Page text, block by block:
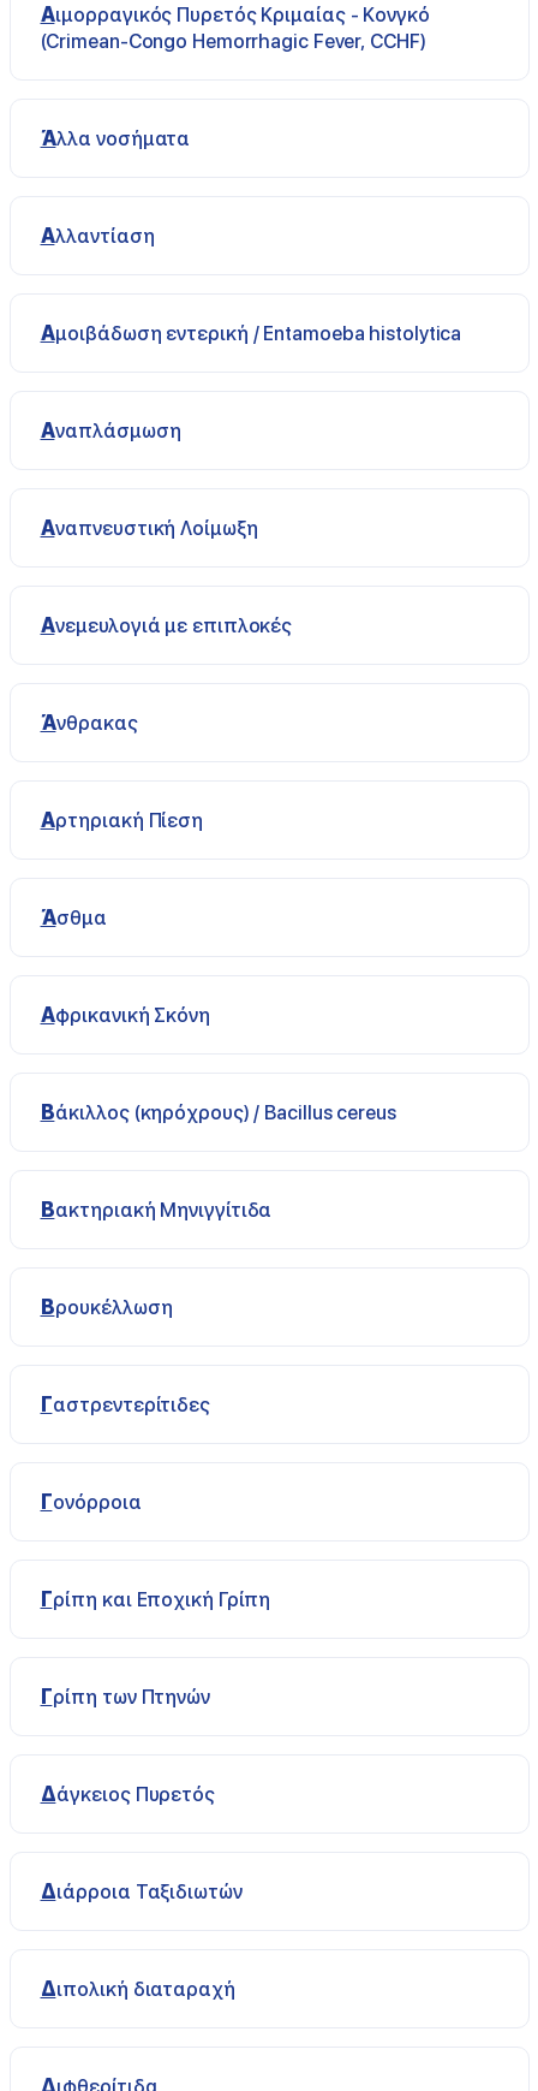
Αιμορραγικός Πυρετός Κριμαίας - Κονγκό
(Crimean-Congo Hemorrhagic Fever, CCHF)
Άλλα νοσήματα
Αλλαντίαση
Αμοιβάδωση εντερική / Entamoeba histolytica
Αναπλάσμωση
Αναπνευστική Λοίμωξη
Ανεμευλογιά με επιπλοκές
Άνθρακας
Αρτηριακή Πίεση
Άσθμα
Αφρικανική Σκόνη
Βάκιλλος (κηρόχρους) / Bacillus cereus
Βακτηριακή Μηνιγγίτιδα
Βρουκέλλωση
Γαστρεντερίτιδες
Γονόρροια
Γρίπη και Εποχική Γρίπη
Γρίπη των Πτηνών
Δάγκειος Πυρετός
Διάρροια Ταξιδιωτών
Διπολική διαταραχή